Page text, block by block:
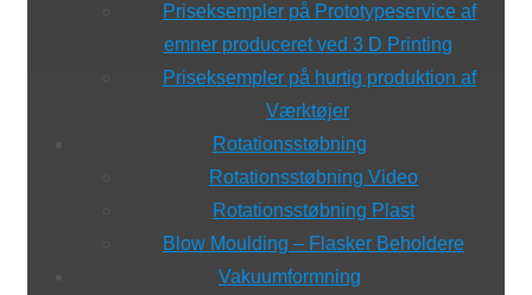
Priseksempler på Prototypeservice af
emner produceret ved 3 D Printing
Priseksempler på hurtig produktion af
Værktøjer
Rotationsstøbning
Rotationsstøbning Video
Rotationsstøbning Plast
Blow Moulding – Flasker Beholdere
Vakuumformning